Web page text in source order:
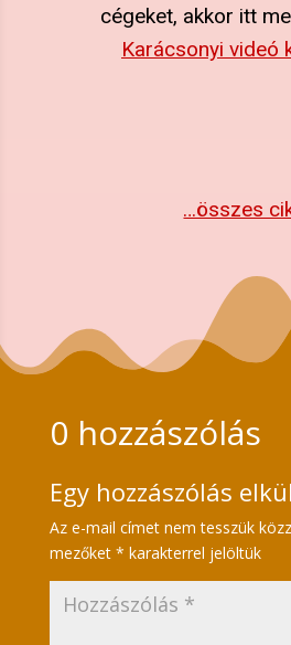
cégeket, akkor itt
Karácsonyi videó
…összes
0 hozzászólás
Egy hozzászólás
Az e-mail címet nem tesszük
mezőket * karakterrel jelöltük